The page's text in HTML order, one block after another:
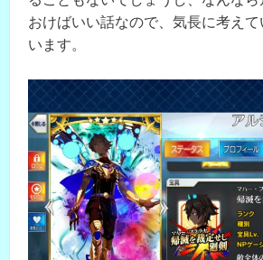
おけばいい話なので、気長に考え
います。